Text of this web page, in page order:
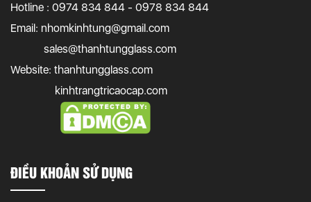
Hotline : 0974 834 844 - 0978 834 844
Email: nhomkinhtung@gmail.com
sales@thanhtungglass.com
Website: thanhtungglass.com
kinhtrangtricaocap.com
ĐIỀU KHOẢN SỬ DỤNG